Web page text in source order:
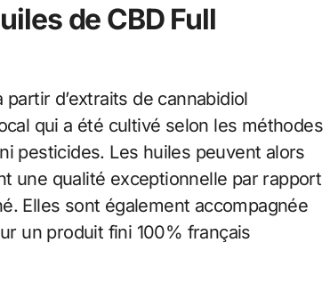
de CBD Full
d’extraits de cannabidiol
qui a été cultivé selon les méthodes
pesticides. Les huiles peuvent alors
une qualité exceptionnelle par rapport
Elles sont également accompagnée
un produit fini 100% français